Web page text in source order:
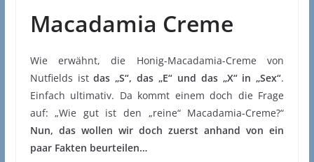
Macadamia Creme
Wie erwähnt, die Honig-Macadamia-Creme von
Nutfields istdas „S“, das „E“ und das „X“ in „Sex“.
Einfach ultimativ. Da kommt einem doch die Frage
auf: „Wie gut ist den „reine“ Macadamia-Creme?“
Nun, das wollen wir doch zuerst anhand von ein
paar Fakten beurteilen…